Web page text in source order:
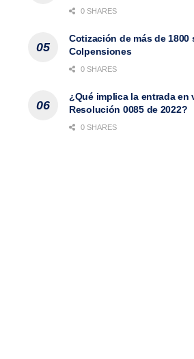
0 SHARES
Cotización de más de 1800
Colpensiones
0 SHARES
¿Qué implica la entrada en
Resolución 0085 de 2022?
0 SHARES